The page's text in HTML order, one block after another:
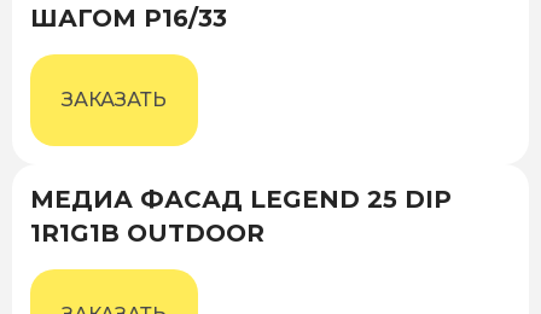
ШАГОМ P16/33
ЗАКАЗАТЬ
МЕДИА ФАСАД LEGEND 25 DIP
1R1G1B OUTDOOR